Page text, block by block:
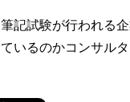
筆記試験が行われる
ているのかコンサル